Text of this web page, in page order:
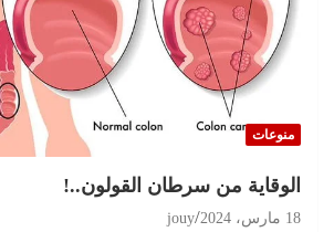
منوعات
الوقاية من سرطان القولون..!
18 مارس، 2024 jouy